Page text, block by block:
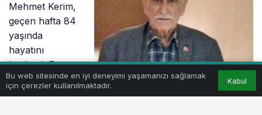
Mehmet Kerim,
geçen hafta 84
yaşında
hayatını
kaybetti. En
eski çarşı
esnaflarından
Bu web sitesinde en iyi deneyimi yaşamanızı sağlamak
için çerezler kullanılmaktadır.
Kabul